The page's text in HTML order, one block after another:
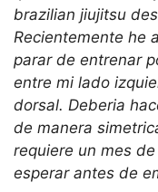
brazilian jiujitsu
Recientemente he
parar de entrenar
entre mi lado
dorsal. Deberia
de manera
requiere un mes
esperar antes de